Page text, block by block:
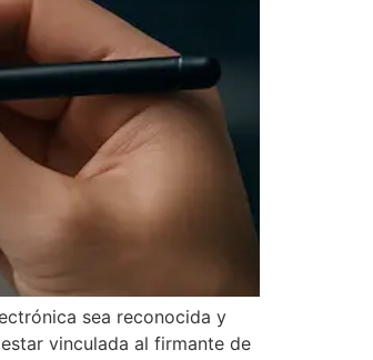
sea reconocida y
vinculada al firmante de